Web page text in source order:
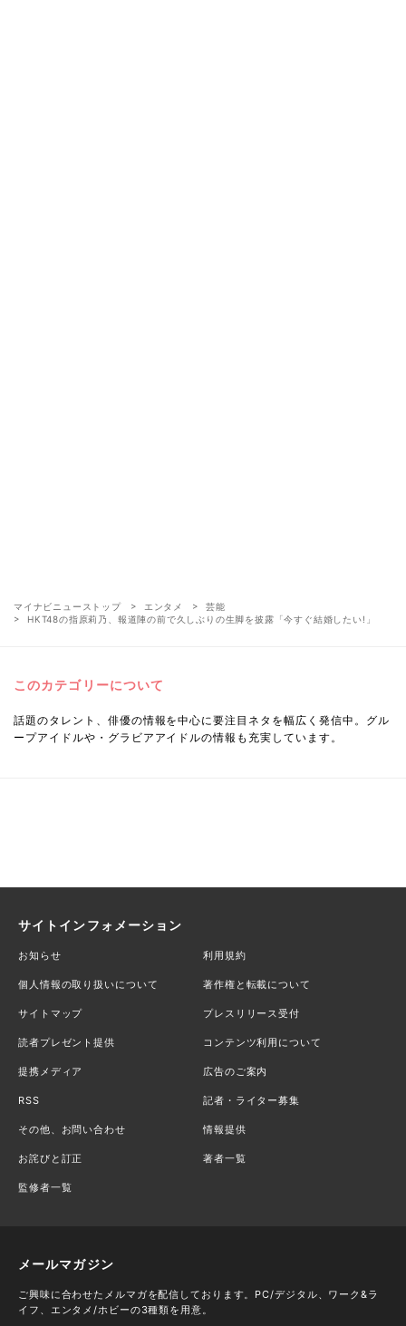
マイナビニューストップ エンタメ
芸能
HKT48の指原莉乃、報道陣の前で久しぶりの生脚を披露「今すぐ結婚したい!」
このカテゴリーについて
話題のタレント、俳優の情報を中心に要注目ネタを幅広く発信中。グル
ープアイドルや・グラビアアイドルの情報も充実しています。
サイトインフォメーション
お知らせ 利用規約
個人情報の取り扱いについて 著作権と転載について
サイトマップ プレスリリース受付
読者プレゼント提供 コンテンツ利用について
提携メディア 広告のご案内
RSS 記者・ライター募集
その他、お問い合わせ 情報提供
お詫びと訂正 著者一覧
監修者一覧
メールマガジン
ご興味に合わせたメルマガを配信しております。PC/デジタル、ワーク&ラ
イフ、エンタメ/ホビーの3種類を用意。